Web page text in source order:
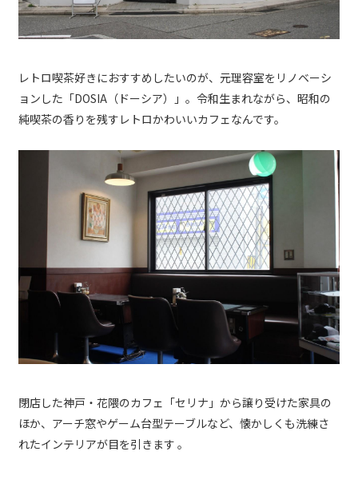
レトロ喫茶好きにおすすめしたいのが、元理容室をリノベーシ
ョンした「DOSIA（ドーシア）」。令和生まれながら、昭和の
純喫茶の香りを残すレトロかわいいカフェなんです。
閉店した神戸・花隈のカフェ「セリナ」から譲り受けた家具の
ほか、アーチ窓やゲーム台型テーブルなど、懐かしくも洗練さ
れたインテリアが目を引きます 。